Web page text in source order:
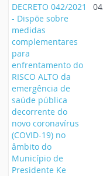
DECRETO 042/2021
- Dispõe sobre
medidas
complementares
para
enfrentamento do
RISCO ALTO da
emergência de
saúde pública
decorrente do
novo coronavírus
(COVID-19) no
âmbito do
Município de
Presidente Ke